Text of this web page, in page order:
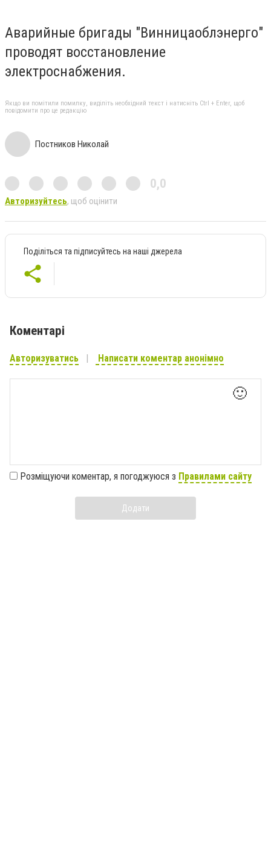
Аварийные бригады "Винницаоблэнерго"
проводят восстановление
электроснабжения.
Якщо ви помітили помилку, виділіть необхідний текст і натисніть Ctrl + Enter, щоб
повідомити про це редакцію
Постников Николай
0,0
Авторизуйтесь, щоб оцінити
Поділіться та підписуйтесь на наші джерела
Коментарі
Авторизуватись Написати коментар анонімно
🙂
Розміщуючи коментар, я погоджуюся з Правилами сайту
Додати